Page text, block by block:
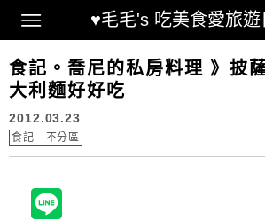
♥毛毛's 吃美食愛旅遊
Main Menu
食記。喬尼的私房料理 》披
大利麵好好吃
2012.03.23
食記 - 不分區